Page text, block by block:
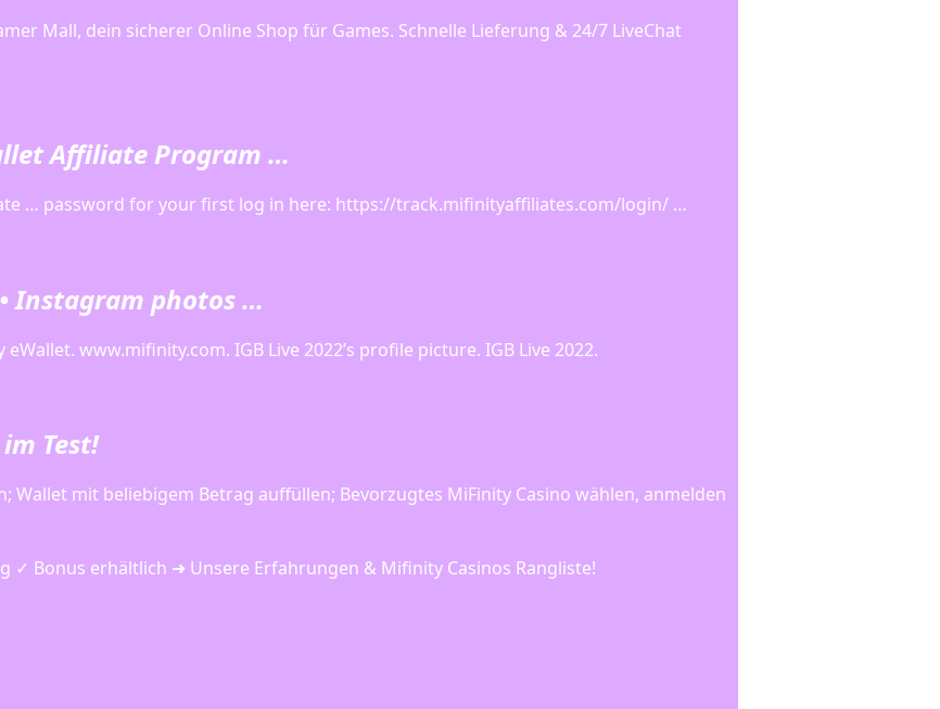
Mall, dein sicherer Online Shop für Games. Schnelle Lieferung & 24/7 LiveChat
Affiliate Program …
… password for your first log in here: https://track.mifinityaffiliates.com/login/ …
Instagram photos …
www.mifinity.com. IGB Live 2022’s profile picture. IGB Live 2022.
Test!
mit beliebigem Betrag auffüllen; Bevorzugtes MiFinity Casino wählen, anmelden
✓ Bonus erhältlich ➜ Unsere Erfahrungen & Mifinity Casinos Rangliste!